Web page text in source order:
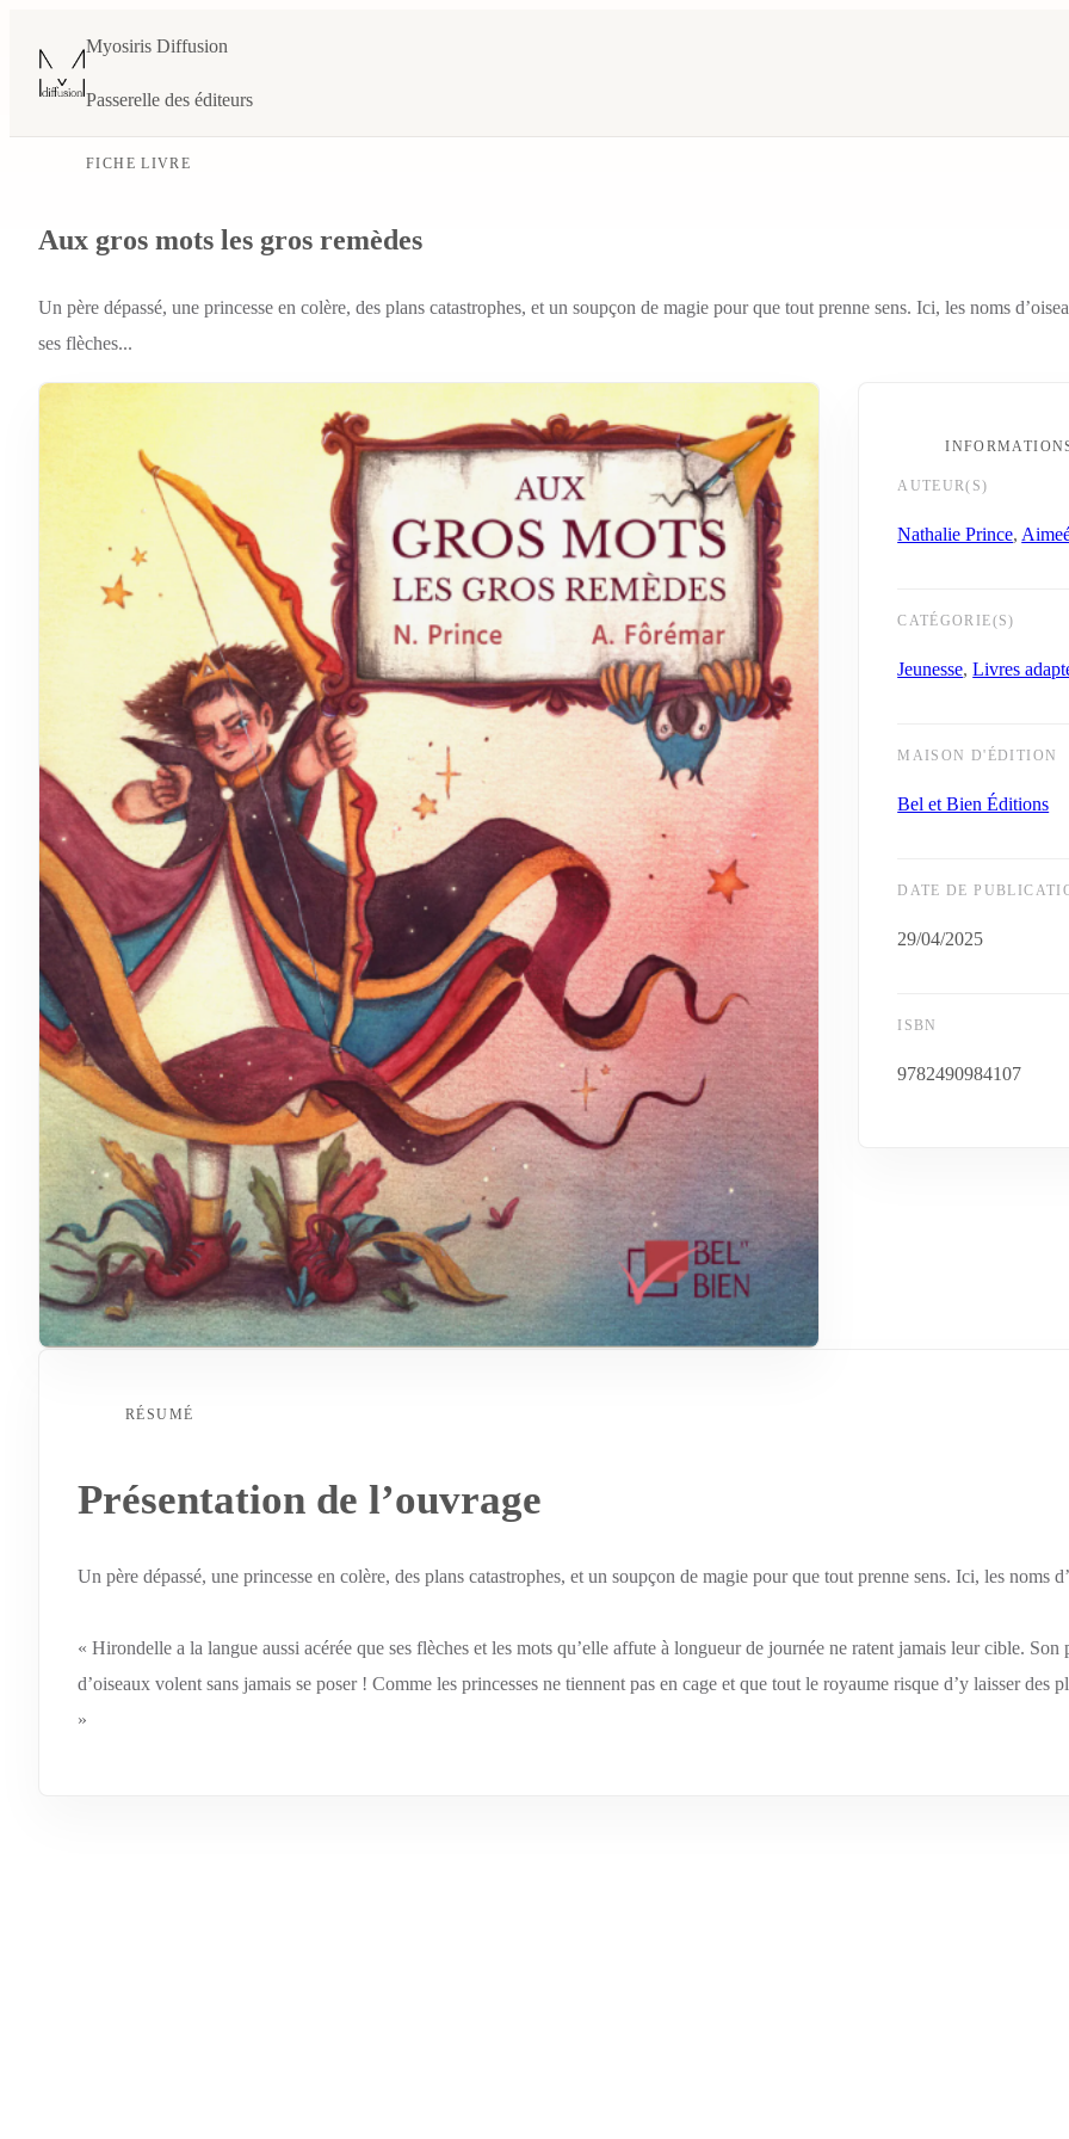
Myosiris Diffusion
Passerelle des éditeurs
FICHE LIVRE
Aux gros mots les gros remèdes
Un père dépassé, une princesse en colère, des plans catastrophes, et un soupçon de magie pour que tout prenne sens. Ici, les noms
ses flèches...
AUTEUR(S)
Nathalie Prince,
CATÉGORIE(S)
Jeunesse,Livres
MAISON D'ÉDITION
Bel et Bien Éditions
DATE DE
29/04/2025
ISBN
9782490984107
RÉSUMÉ
Présentation de l’ouvrage
Un père dépassé, une princesse en colère, des plans catastrophes, et un soupçon de magie pour que tout prenne sens. Ici, les noms
« Hirondelle a la langue aussi acérée que ses flèches et les mots qu’elle affute à longueur de journée ne ratent jamais leur cible.
d’oiseaux volent sans jamais se poser ! Comme les princesses ne tiennent pas en cage et que tout le royaume risque d’y laisser des
»